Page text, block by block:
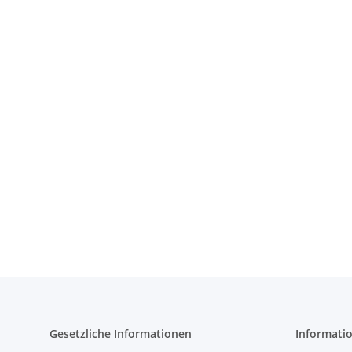
Gesetzliche Informationen